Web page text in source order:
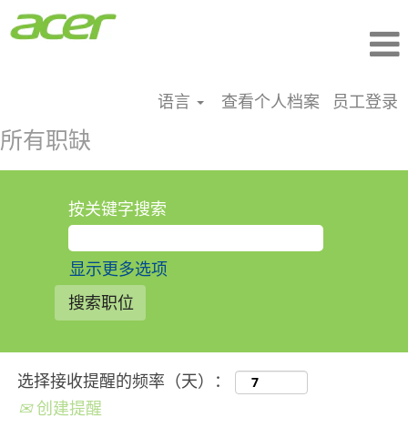
语言 查看个人档案 员工登录
所有职缺
按关键字搜索
显示更多选项
选择接收提醒的频率（天）：
创建提醒